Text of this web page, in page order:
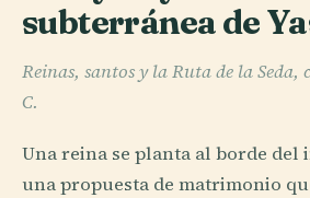
subterránea de
Reinas, santos y la Ruta de la Seda,
C.
Una reina se planta al borde del
una propuesta de matrimonio